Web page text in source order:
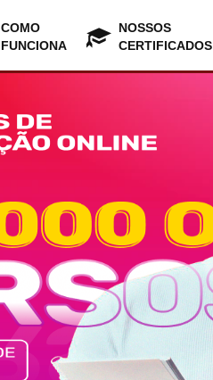
COMO
FUNCIONA
NOSSOS
CERTIFICADOS